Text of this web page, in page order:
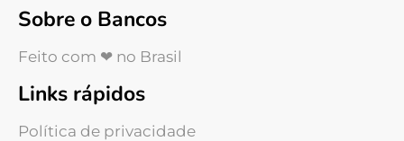
Sobre o Bancos
Feito com ❤ no Brasil
Links rápidos
Política de privacidade